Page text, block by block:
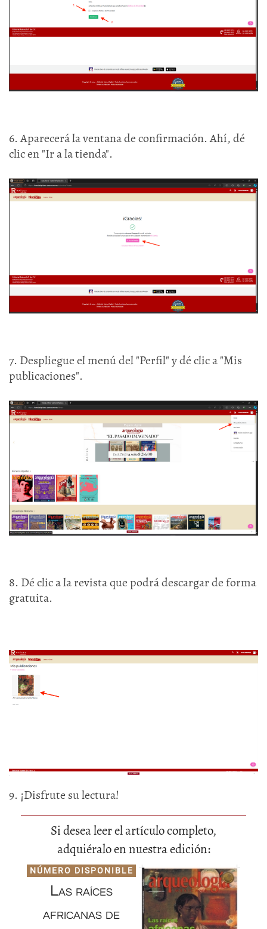
6. Aparecerá la ventana de confirmación. Ahí, dé
clic en "Ir a la tienda".
7. Despliegue el menú del "Perfil" y dé clic a "Mis
publicaciones".
8. Dé clic a la revista que podrá descargar de forma
gratuita.
9. ¡Disfrute su lectura!
Si desea leer el artículo completo,
adquiéralo en nuestra edición:
NÚMERO DISPONIBLE
Las raíces
africanas de